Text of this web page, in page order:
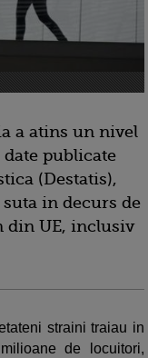
a atins un nivel
publicate
(Destatis),
in decurs de
UE, inclusiv
straini traiau in
de locuitori,